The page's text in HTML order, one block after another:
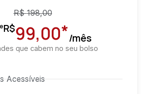
R$198,00
R$99,00*/mês
que cabem no seu bolso
Acessíveis